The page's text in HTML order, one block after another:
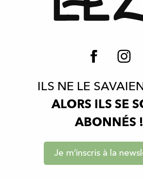
ILS NE LE
ALORS ILS SE
ABONNÉS !
Je m’inscris à la